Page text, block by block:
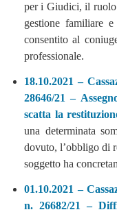
per i Giudici, il ruolo
gestione familiare
consentito al
professionale.
18.10.2021 –
28646/21 –
scatta la
una determinata
dovuto, l’obbligo di
soggetto ha
01.10.2021 –
n. 26682/21 –